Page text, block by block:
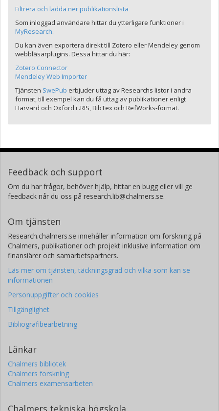
Filtrera och ladda ner publikationslista
Som inloggad användare hittar du ytterligare funktioner i
MyResearch.
Du kan även exportera direkt till Zotero eller Mendeley genom
webbläsarplugins. Dessa hittar du här:
Zotero Connector
Mendeley Web Importer
Tjänsten SwePub erbjuder uttag av Researchs listor i andra
format, till exempel kan du få uttag av publikationer enligt
Harvard och Oxford i .RIS, BibTex och RefWorks-format.
Feedback och support
Om du har frågor, behöver hjälp, hittar en bugg eller vill ge
feedback når du oss på research.lib@chalmers.se.
Om tjänsten
Research.chalmers.se innehåller information om forskning på
Chalmers, publikationer och projekt inklusive information om
finansiärer och samarbetspartners.
Läs mer om tjänsten, täckningsgrad och vilka som kan se
informationen
Personuppgifter och cookies
Tillgänglighet
Bibliografibearbetning
Länkar
Chalmers bibliotek
Chalmers forskning
Chalmers examensarbeten
Chalmers tekniska högskola